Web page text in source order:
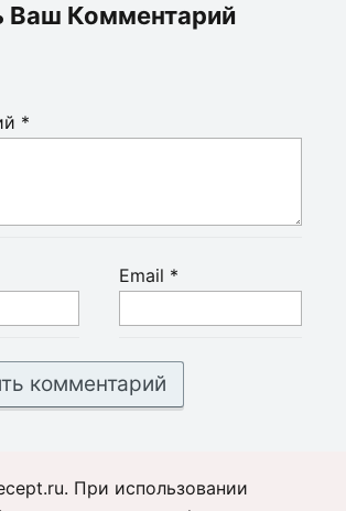
Ваш Комментарий
*
Email *
При использовании